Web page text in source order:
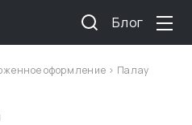
Блог
оформление > Палау